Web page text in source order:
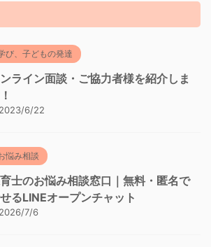
び、子どもの発達
ライン面談・ご協力者様を紹介しま
2023/6/22
悩み相談
士のお悩み相談窓口｜無料・匿名で
るLINEオープンチャット
2026/7/6